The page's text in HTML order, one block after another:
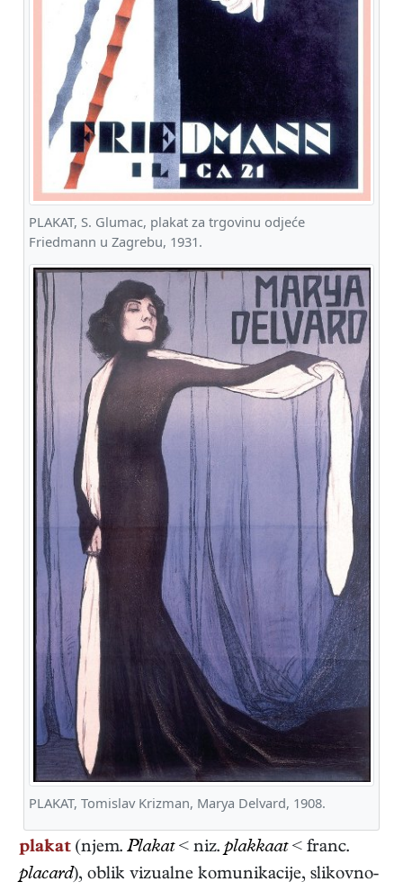
PLAKAT, S. Glumac, plakat za trgovinu odjeće
Friedmann u Zagrebu, 1931.
PLAKAT, Tomislav Krizman, Marya Delvard, 1908.
plakat (njem. Plakat< niz. plakkaat< franc.
placard), oblik vizualne komunikacije, slikovno-